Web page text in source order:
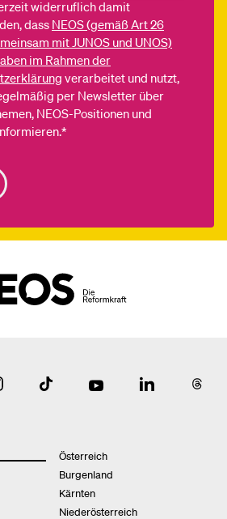
widerruflich damit
dass NEOS (gemäß Art 26
mit JUNOS und UNOS)
im Rahmen der
verarbeitet und nutzt,
per Newsletter über
NEOS-Positionen und
Österreich
Burgenland
Kärnten
Niederösterreich